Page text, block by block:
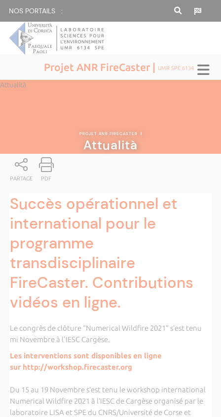
NOS PORTAILS :
Projet ANR FireCaster | UMR SPE 6134
Attualità
PROJET ANR FIRECASTER |
Attualità
PARTAGE PDF
Succès opérationnel et
international pour le
programme
transdisciplinaire
FireCaster. Contributions
vidéos en ligne.
Le congrès de clôture “Numerical Wildfire 2021” s’est tenu
mi Novembre à l'IESC Cargèse.
Les interventions sont disponibles en ligne
sur http://workshop.firecaster.org
Du 15 au 19 Novembre s’est tenu le workshop international
Numerical Wildfire 2021 à l’IESC de Cargèse organisé par le
laboratoire LISA et SPE du CNRS/Université de Corse et